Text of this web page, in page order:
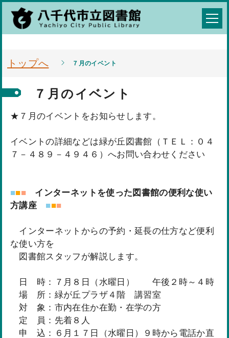
トップへ ７月のイベント
７月のイベント
★７月のイベントをお知らせします。
イベントの詳細などは緑が丘図書館（ＴＥＬ：０４
７－４８９－４９４６）へお問い合わせください
■■■ インターネットを使った図書館の便利な使い
方講座 ■■■
インターネットからの予約・延長の仕方など便利
な使い方を
図書館スタッフが解説します。
日 時：７月８日（水曜日） 午後２時～４時
場 所：緑が丘プラザ４階 講習室
対 象：市内在住か在勤・在学の方
定 員：先着８人
申 込：６月１７日（水曜日）９時から電話か直